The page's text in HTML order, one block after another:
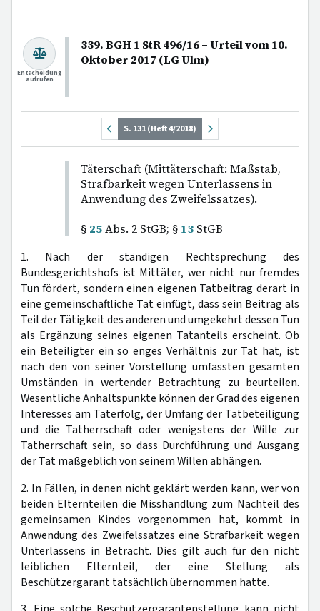
339. BGH 1 StR 496/16 – Urteil vom 10.
Oktober 2017 (LG Ulm)
Entscheidung
aufrufen
S. 131 (Heft 4/2018)
Täterschaft (Mittäterschaft: Maßstab,
Strafbarkeit wegen Unterlassens in
Anwendung des Zweifelssatzes).
§ 25Abs. 2 StGB; § 13 StGB
1. Nach der ständigen Rechtsprechung des
Bundesgerichtshofs ist Mittäter, wer nicht nur fremdes
Tun fördert, sondern einen eigenen Tatbeitrag derart in
eine gemeinschaftliche Tat einfügt, dass sein Beitrag als
Teil der Tätigkeit des anderen und umgekehrt dessen Tun
als Ergänzung seines eigenen Tatanteils erscheint. Ob
ein Beteiligter ein so enges Verhältnis zur Tat hat, ist
nach den von seiner Vorstellung umfassten gesamten
Umständen in wertender Betrachtung zu beurteilen.
Wesentliche Anhaltspunkte können der Grad des eigenen
Interesses am Taterfolg, der Umfang der Tatbeteiligung
und die Tatherrschaft oder wenigstens der Wille zur
Tatherrschaft sein, so dass Durchführung und Ausgang
der Tat maßgeblich von seinem Willen abhängen.
2. In Fällen, in denen nicht geklärt werden kann, wer von
beiden Elternteilen die Misshandlung zum Nachteil des
gemeinsamen Kindes vorgenommen hat, kommt in
Anwendung des Zweifelssatzes eine Strafbarkeit wegen
Unterlassens in Betracht. Dies gilt auch für den nicht
leiblichen Elternteil, der eine Stellung als
Beschützergarant tatsächlich übernommen hatte.